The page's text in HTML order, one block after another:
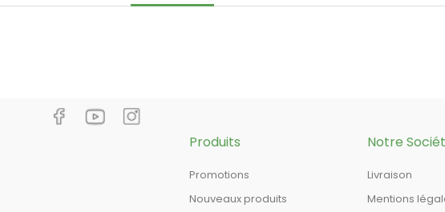
Produits
Promotions
Nouveaux produits
Notre
Livraison
Mentions